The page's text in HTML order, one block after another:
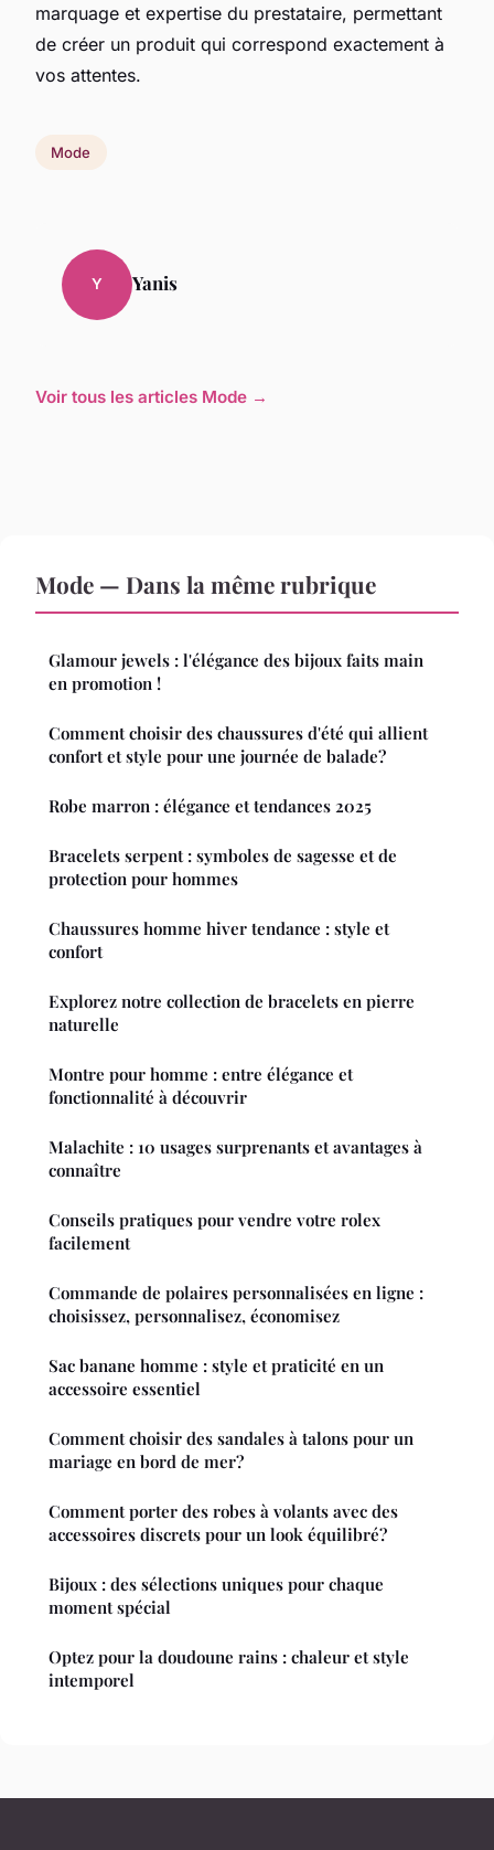
marquage et expertise du prestataire, permettant
de créer un produit qui correspond exactement à
vos attentes.
Mode
Y Yanis
Voir tous les articles Mode →
Mode — Dans la même rubrique
Glamour jewels : l'élégance des bijoux faits main
en promotion !
Comment choisir des chaussures d'été qui allient
confort et style pour une journée de balade?
Robe marron : élégance et tendances 2025
Bracelets serpent : symboles de sagesse et de
protection pour hommes
Chaussures homme hiver tendance : style et
confort
Explorez notre collection de bracelets en pierre
naturelle
Montre pour homme : entre élégance et
fonctionnalité à découvrir
Malachite : 10 usages surprenants et avantages à
connaître
Conseils pratiques pour vendre votre rolex
facilement
Commande de polaires personnalisées en ligne :
choisissez, personnalisez, économisez
Sac banane homme : style et praticité en un
accessoire essentiel
Comment choisir des sandales à talons pour un
mariage en bord de mer?
Comment porter des robes à volants avec des
accessoires discrets pour un look équilibré?
Bijoux : des sélections uniques pour chaque
moment spécial
Optez pour la doudoune rains : chaleur et style
intemporel